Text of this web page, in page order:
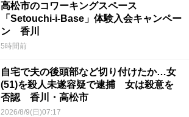
高松市のコワーキングスペース
「Setouchi-i-Base」体験入会キャンペー
ン 香川
5時間前
自宅で夫の後頭部など切り付けたか…女
(51)を殺人未遂容疑で逮捕 女は殺意を
否認 香川・高松市
2026/8/9(日)07:17